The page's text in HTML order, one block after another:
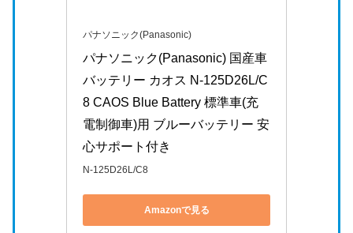
パナソニック(Panasonic)
パナソニック(Panasonic) 国産車
バッテリー カオス N-125D26L/C
8 CAOS Blue Battery 標準車(充
電制御車)用 ブルーバッテリー 安
心サポート付き
N-125D26L/C8
Amazonで見る